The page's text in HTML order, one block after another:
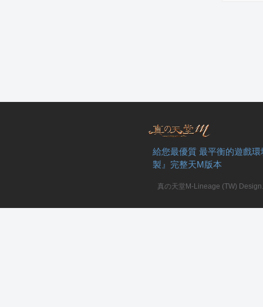
給您最優質 最平衡的遊戲
製』完整天M版本
真の天堂M-Lineage (TW)